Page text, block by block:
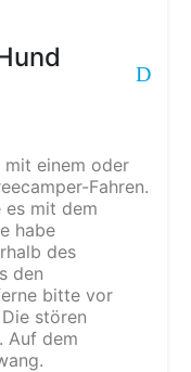
D
mit einem oder
Fahren.
es mit dem
habe
des
den
bitte vor
stören
Auf dem